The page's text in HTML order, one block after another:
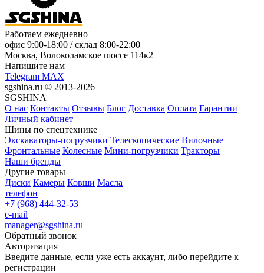
Работаем ежедневно
офис 9:00-18:00 / склад 8:00-22:00
Москва, Волоколамское шоссе 114к2
Напишите нам
Telegram MAX
sgshina.ru © 2013-2026
SGSHINA
О нас Контакты Отзывы Блог Доставка Оплата Гарантии
Личный кабинет
Шины по спецтехнике
Экскаваторы-погрузчики Телескопические Вилочные
Фронтальные Колесные Мини-погрузчики Тракторы
Наши бренды
Другие товары
Диски Камеры Ковши Масла
телефон
+7 (968) 444-32-53
e-mail
manager@sgshina.ru
Обратный звонок
Авторизация
Введите данные, если уже есть аккаунт, либо перейдите к
регистрации